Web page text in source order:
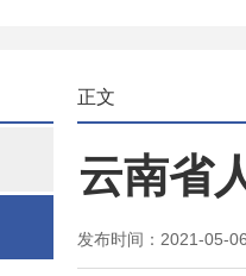
正文
云南省
发布时间：2021-05-